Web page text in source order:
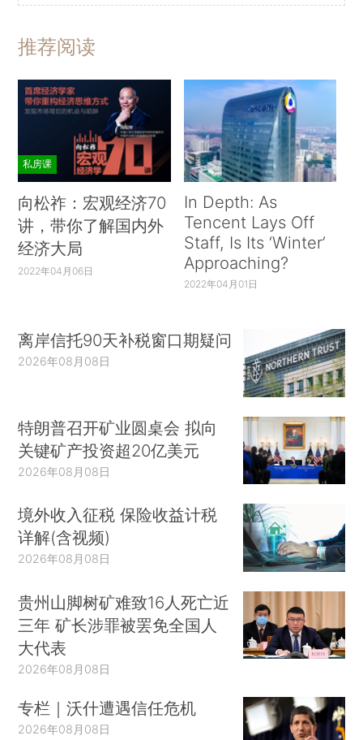
推荐阅读
私房课
向松祚：宏观经济70
讲，带你了解国内外
经济大局
2022年04月06日
In Depth: As
Tencent Lays Off
Staff, Is Its ‘Winter’
Approaching?
2022年04月01日
离岸信托90天补税窗口期疑问
2026年08月08日
特朗普召开矿业圆桌会 拟向
关键矿产投资超20亿美元
2026年08月08日
境外收入征税 保险收益计税
详解(含视频)
2026年08月08日
贵州山脚树矿难致16人死亡近
三年 矿长涉罪被罢免全国人
大代表
2026年08月08日
专栏｜沃什遭遇信任危机
2026年08月08日